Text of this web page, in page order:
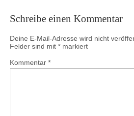
Schreibe einen Kommentar
Deine E-Mail-Adresse wird nicht
Felder sind mit * markiert
Kommentar *